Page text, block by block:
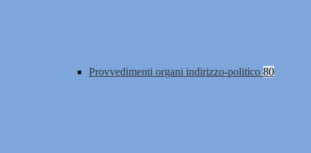
Provvedimenti organi indirizzo-politico 80